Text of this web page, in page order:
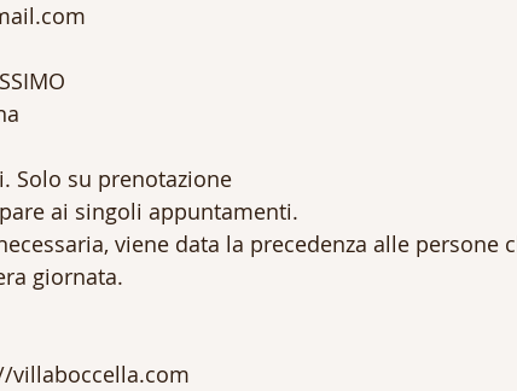
Solo su prenotazione
ai singoli appuntamenti.
viene data la precedenza alle persone
giornata.
villaboccella.com